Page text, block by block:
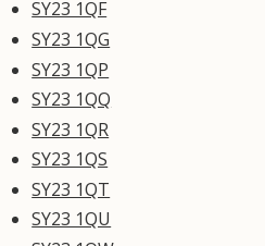
SY23 1QF
SY23 1QG
SY23 1QP
SY23 1QQ
SY23 1QR
SY23 1QS
SY23 1QT
SY23 1QU